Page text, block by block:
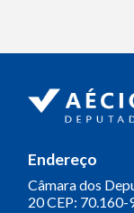
Endereço
Câmara dos
20CEP: 70.160-